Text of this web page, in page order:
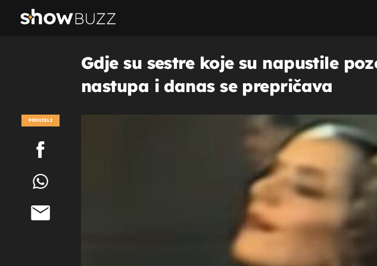
Gdje su sestre koje su napustile
nastupa i danas se prepričava
PODIJELI